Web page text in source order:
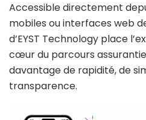
Accessible directement
mobiles ou interfaces web
d’EYST Technology place
cœur du parcours
davantage de rapidité, de
transparence.